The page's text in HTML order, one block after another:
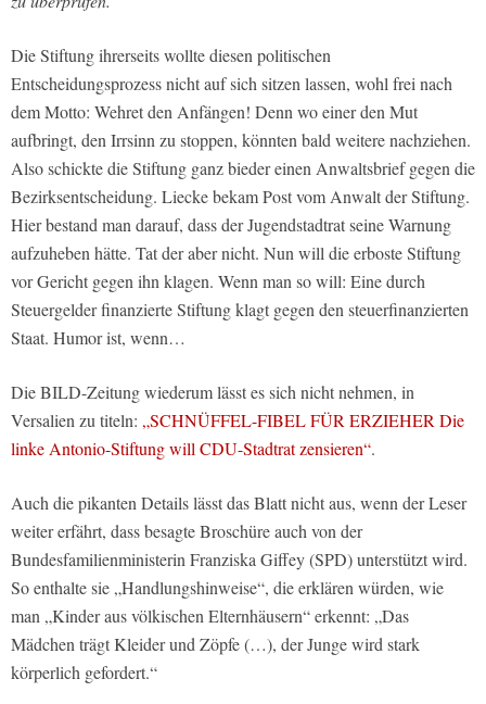
Die Stiftung ihrerseits wollte diesen politischen
Entscheidungsprozess nicht auf sich sitzen lassen, wohl frei nach
dem Motto: Wehret den Anfängen! Denn wo einer den Mut
aufbringt, den Irrsinn zu stoppen, könnten bald weitere nachziehen.
Also schickte die Stiftung ganz bieder einen Anwaltsbrief gegen die
Bezirksentscheidung. Liecke bekam Post vom Anwalt der Stiftung.
Hier bestand man darauf, dass der Jugendstadtrat seine Warnung
aufzuheben hätte. Tat der aber nicht. Nun will die erboste Stiftung
vor Gericht gegen ihn klagen. Wenn man so will: Eine durch
Steuergelder finanzierte Stiftung klagt gegen den steuerfinanzierten
Staat. Humor ist, wenn…
Die BILD-Zeitung wiederum lässt es sich nicht nehmen, in
Versalien zu titeln: „SCHNÜFFEL-FIBEL FÜR ERZIEHER Die
linke Antonio-Stiftung will CDU-Stadtrat zensieren“.
Auch die pikanten Details lässt das Blatt nicht aus, wenn der Leser
weiter erfährt, dass besagte Broschüre auch von der
Bundesfamilienministerin Franziska Giffey (SPD) unterstützt wird.
So enthalte sie „Handlungshinweise“, die erklären würden, wie
man „Kinder aus völkischen Elternhäusern“ erkennt: „Das
Mädchen trägt Kleider und Zöpfe (…), der Junge wird stark
körperlich gefordert.“